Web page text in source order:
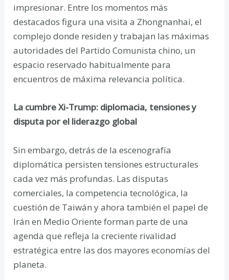
impresionar. Entre los momentos más
destacados figura una visita a Zhongnanhai, el
complejo donde residen y trabajan las máximas
autoridades del Partido Comunista chino, un
espacio reservado habitualmente para
encuentros de máxima relevancia política.
La cumbre Xi-Trump: diplomacia, tensiones y
disputa por el liderazgo global
Sin embargo, detrás de la escenografía
diplomática persisten tensiones estructurales
cada vez más profundas. Las disputas
comerciales, la competencia tecnológica, la
cuestión de Taiwán y ahora también el papel de
Irán en Medio Oriente forman parte de una
agenda que refleja la creciente rivalidad
estratégica entre las dos mayores economías del
planeta.